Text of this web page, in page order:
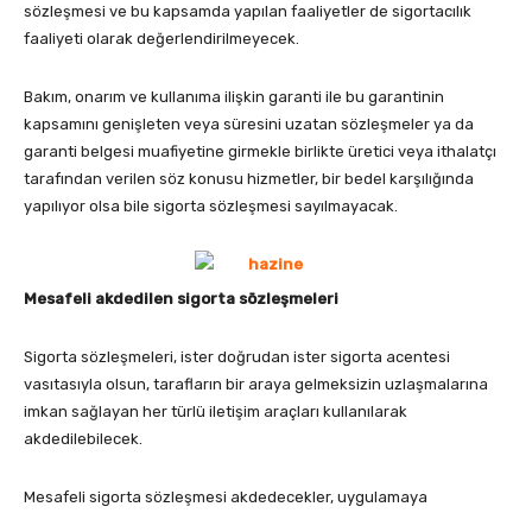
sözleşmesi ve bu kapsamda yapılan faaliyetler de sigortacılık
faaliyeti olarak değerlendirilmeyecek.
Bakım, onarım ve kullanıma ilişkin garanti ile bu garantinin
kapsamını genişleten veya süresini uzatan sözleşmeler ya da
garanti belgesi muafiyetine girmekle birlikte üretici veya ithalatçı
tarafından verilen söz konusu hizmetler, bir bedel karşılığında
yapılıyor olsa bile sigorta sözleşmesi sayılmayacak.
Mesafeli akdedilen sigorta sözleşmeleri
Sigorta sözleşmeleri, ister doğrudan ister sigorta acentesi
vasıtasıyla olsun, tarafların bir araya gelmeksizin uzlaşmalarına
imkan sağlayan her türlü iletişim araçları kullanılarak
akdedilebilecek.
Mesafeli sigorta sözleşmesi akdedecekler, uygulamaya